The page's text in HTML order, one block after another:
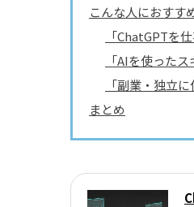
こんな人におすす
「ChatGPTを
「AIを使った
「副業・独立
まとめ